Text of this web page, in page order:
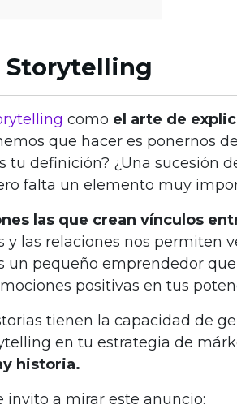
Storytelling
como el arte de
que hacer es ponernos
tu definición? ¿Una sucesión
falta un elemento muy
las que crean vínculos
y las relaciones nos permiten
un pequeño emprendedor
positivas en tus
tienen la capacidad de
en tu estrategia de
historia.
invito a mirar este anuncio: